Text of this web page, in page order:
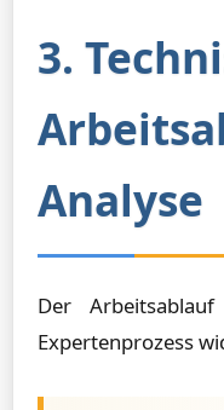
3.
Analyse
Der
Expertenprozess